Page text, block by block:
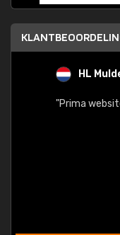
HL
"Prima